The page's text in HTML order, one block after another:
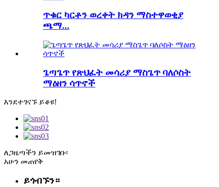
ጥቁር ካርቶን ወረቀት ክዳን ማስተዋወቂያ
ጫማ...
ጌጣጌጥ የጽህፈት መሳሪያ ማስጌጥ ባለሶስት
ማዕዘን ሳጥኖች
እንደተገናኙ ይቆዩ!
ለጋዜጣችን ይመዝገቡ፡
አሁን መጠየቅ
ይጎብኙን።